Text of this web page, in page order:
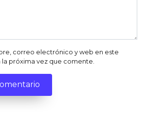
correo electrónico y web en este
próxima vez que comente.